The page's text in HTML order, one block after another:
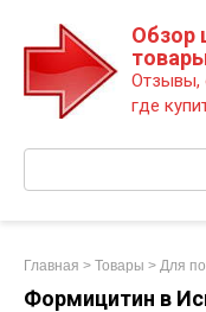
Обзор
Отзывы,
где
Главная > Товары > Для
Формицитин в